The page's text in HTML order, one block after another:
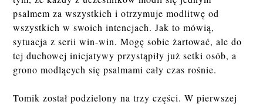
psalmem za wszystkich i otrzymuje modlitwę od
wszystkich w swoich intencjach. Jak to mówią,
sytuacja z serii win-win. Mogę sobie żartować, ale do
tej duchowej inicjatywy przystąpiły już setki osób, a
grono modlących się psalmami cały czas rośnie.
Tomik został podzielony na trzy części. W pierwszej